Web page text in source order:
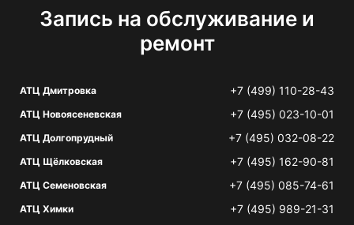
Запись на обслуживание и
ремонт
АТЦ Дмитровка +7 (499) 110-28-43
АТЦ Новоясеневская +7 (495) 023-10-01
АТЦ Долгопрудный +7 (495) 032-08-22
АТЦ Щёлковская +7 (495) 162-90-81
АТЦ Семеновская +7 (495) 085-74-61
АТЦ Химки +7 (495) 989-21-31